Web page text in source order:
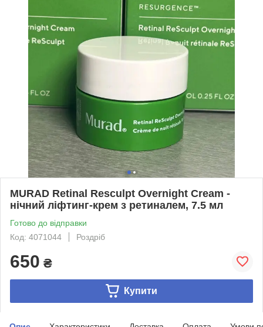
MURAD Retinal Resculpt Overnight Cream -
нічний ліфтинг-крем з ретиналем, 7.5 мл
Готово до відправки
Код: 4071044
Роздріб
650 ₴
Купити